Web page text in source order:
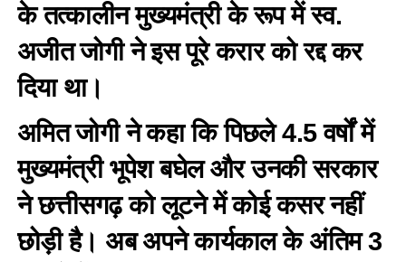
के तत्कालीन मुख्यमंत्री के रूप में स्व.
अजीत जोगी ने इस पूरे करार को रद्द कर
दिया था।
अमित जोगी ने कहा कि पिछले 4.5 वर्षों में
मुख्यमंत्री भूपेश बघेल और उनकी सरकार
ने छत्तीसगढ़ को लूटने में कोई कसर नहीं
छोड़ी है। अब अपने कार्यकाल के अंतिम 3